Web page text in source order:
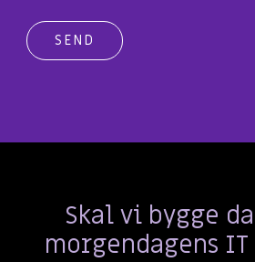
Skal vi bygge
morgendagens IT